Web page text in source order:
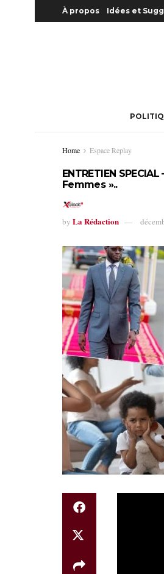
À propos Idées et
Home Espace Replay
ENTRETIEN
Femmes »..
by La Rédaction